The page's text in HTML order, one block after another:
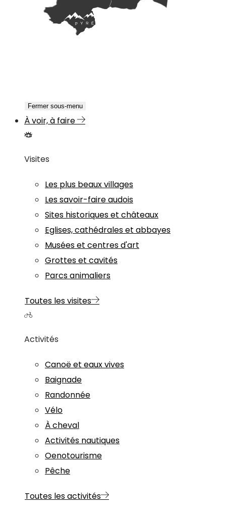
Fermer sous-menu
À voir, à faire
Visites
Les plus beaux villages
Les savoir-faire audois
Sites historiques et châteaux
Eglises, cathédrales et abbayes
Musées et centres d'art
Grottes et cavités
Parcs animaliers
Toutes les visites
Activités
Canoë et eaux vives
Baignade
Randonnée
Vélo
À cheval
Activités nautiques
Oenotourisme
Pêche
Toutes les activités